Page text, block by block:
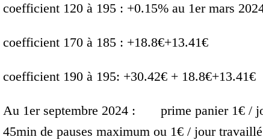
coefficient 120 à 195 : +0.15% au 1er mars
coefficient 170 à 185 : +18.8€+13.41€
coefficient 190 à 195: +30.42€ + 18.8€+13.41€
Au 1er septembre 2024 : prime panier 1€ /
45min de pauses maximum ou 1€ / jour